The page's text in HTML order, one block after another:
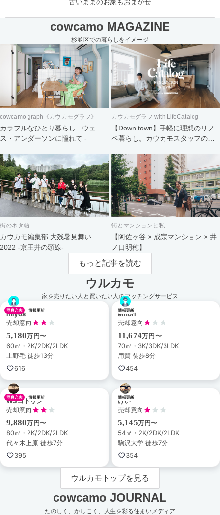
古いままのお家もおまかせ
cowcamo MAGAZINE
杉並区での暮らしをイメージ
cowcamo graph《カウカモグラフ》
カラフルなひとり暮らし - ウェ
ス・アンダーソンに憧れて -
カウカモグラフ with LifeCatalog
【Down.town】手軽に理想のリノ
ベ暮らし。カウカモスタッフの家
街のネタ帖
カウカモ編集部 大残暑見舞い
2022 -京王井の頭線-
街とマンションと私
【阿佐ヶ谷 × 成宗マンション × 井
ノ口明穂】
もっと記事を読む
ウルカモ
家を売りたい人と買いたい人のマッチングサービス
miyos
売却意向
5,180万円〜
60㎡・2K/2DK/2LDK
上野毛 徒歩13分
616
emori
売却意向
11,674万円〜
70㎡・3K/3DK/3LDK
用賀 徒歩8分
454
WSコトリン
売却意向
9,880万円〜
80㎡・2K/2DK/2LDK
代々木上原 徒歩7分
395
けい
売却意向
5,145万円〜
54㎡・2K/2DK/2LDK
駒沢大学 徒歩7分
354
ウルカモトップを見る
cowcamo JOURNAL
たのしく、かしこく、人生を彩る住まいメディア